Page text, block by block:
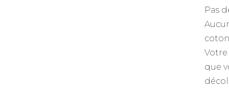
Pas
que